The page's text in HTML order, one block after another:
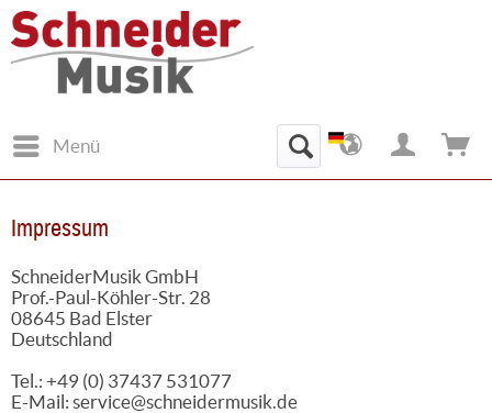
Menü
Impressum
SchneiderMusik GmbH
Prof.-Paul-Köhler-Str. 28
08645 Bad Elster
Deutschland
Tel.: +49 (0) 37437 531077
E-Mail: service@schneidermusik.de